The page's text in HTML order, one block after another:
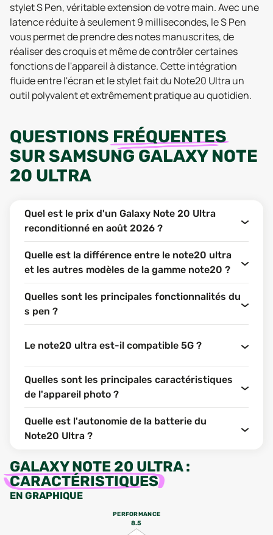
stylet S Pen, véritable extension de votre main. Avec une
latence réduite à seulement 9 millisecondes, le S Pen
vous permet de prendre des notes manuscrites, de
réaliser des croquis et même de contrôler certaines
fonctions de l'appareil à distance. Cette intégration
fluide entre l'écran et le stylet fait du Note20 Ultra un
outil polyvalent et extrêmement pratique au quotidien.
QUESTIONS FRÉQUENTES
SURSAMSUNG GALAXY NOTE
20 ULTRA
Quel est le prix d'un Galaxy Note 20 Ultra
reconditionné en août 2026 ?
Quelle est la différence entre le note20 ultra
et les autres modèles de la gamme note20 ?
Quelles sont les principales fonctionnalités du
s pen ?
Le note20 ultra est-il compatible 5G ?
Quelles sont les principales caractéristiques
de l'appareil photo ?
Quelle est l'autonomie de la batterie du
Note20 Ultra ?
GALAXY NOTE 20 ULTRA:
CARACTÉRISTIQUES
EN GRAPHIQUE
PERFORMANCE
8.5